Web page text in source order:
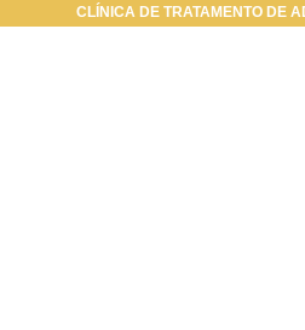
CLÍNICA DE TRATAMENTO DE